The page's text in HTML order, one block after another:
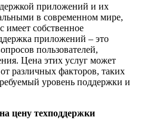
приложений и их
в современном мире,
имеет собственное
приложений – это
пользователей,
Цена этих услуг может
различных факторов, таких
уровень поддержки и
цену техподдержки